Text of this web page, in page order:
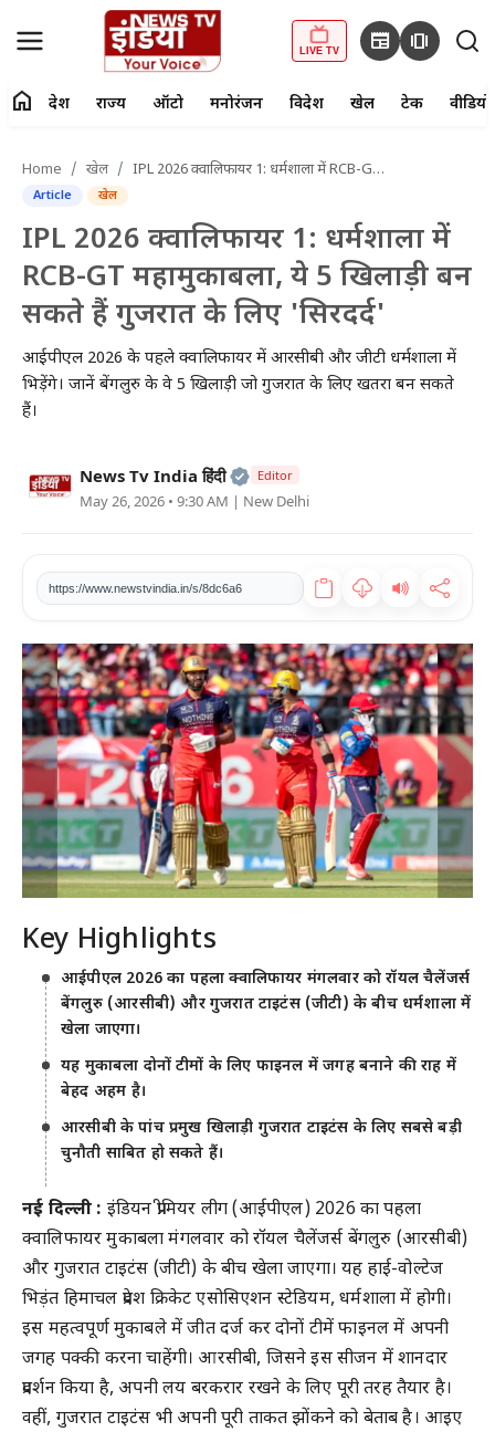
LIVE TV newspaper amp_stories
Home
राज्य
ऑटो
मनोरंजन
विदेश
टेक
लाइफस्टाइल
कारोबार
home देश राज्य ऑटो मनोरंजन विदेश खेल टेक वीडियो
Home खेल IPL 2026 क्वालिफायर 1: धर्मशाला में RCB-GT महामुकाबला, ये 5 खिलाड़ी बन सकते हैं गुजरात के लिए 'सिरदर्द'
Article खेल
IPL 2026 क्वालिफायर 1: धर्मशाला में
RCB-GT महामुकाबला, ये 5 खिलाड़ी बन
सकते हैं गुजरात के लिए 'सिरदर्द'
आईपीएल 2026 के पहले क्वालिफायर में आरसीबी और जीटी धर्मशाला में
भिड़ेंगे। जानें बेंगलुरु के वे 5 खिलाड़ी जो गुजरात के लिए खतरा बन सकते
हैं।
News Tv India हिंदी Official | Verified Expert • 27
Editor
May 26, 2026 • 9:30 AM | New Delhi
https://www.newstvindia.in/s/8dc6a6
Key Highlights
आईपीएल 2026 का पहला क्वालिफायर मंगलवार को रॉयल चैलेंजर्स
बेंगलुरु (आरसीबी) और गुजरात टाइटंस (जीटी) के बीच धर्मशाला में
खेला जाएगा।
यह मुकाबला दोनों टीमों के लिए फाइनल में जगह बनाने की राह में
बेहद अहम है।
आरसीबी के पांच प्रमुख खिलाड़ी गुजरात टाइटंस के लिए सबसे बड़ी
चुनौती साबित हो सकते हैं।
नई दिल्ली : इंडियन प्रीमियर लीग (आईपीएल) 2026 का पहला
क्वालिफायर मुकाबला मंगलवार को रॉयल चैलेंजर्स बेंगलुरु (आरसीबी)
और गुजरात टाइटंस (जीटी) के बीच खेला जाएगा। यह हाई-वोल्टेज
भिड़ंत हिमाचल प्रदेश क्रिकेट एसोसिएशन स्टेडियम, धर्मशाला में होगी।
इस महत्वपूर्ण मुकाबले में जीत दर्ज कर दोनों टीमें फाइनल में अपनी
जगह पक्की करना चाहेंगी। आरसीबी, जिसने इस सीजन में शानदार
प्रदर्शन किया है, अपनी लय बरकरार रखने के लिए पूरी तरह तैयार है।
वहीं, गुजरात टाइटंस भी अपनी पूरी ताकत झोंकने को बेताब है। आइए